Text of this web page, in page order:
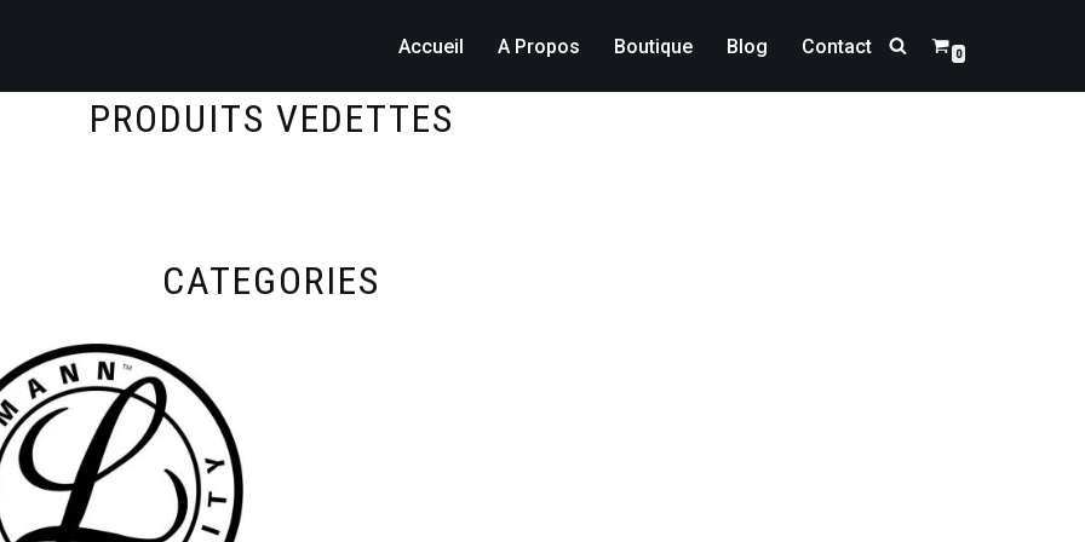
Accueil A Propos Boutique Blog Contact 0
PRODUITS VEDETTES
CATEGORIES